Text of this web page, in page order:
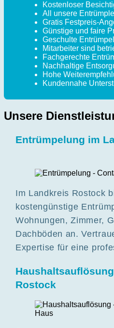
Kostenloser
All unsere
Gratis Festpreis-
Günstige und faire
Geschulte
Mitarbeiter sind
Fachgerechte
Nachhaltige
Hohe
Kundennahe
Unsere
Entrümpelung im
Im Landkreis Rostock
kostengünstige
Wohnungen, Zimmer,
Dachböden an.
Expertise für eine
Rostock